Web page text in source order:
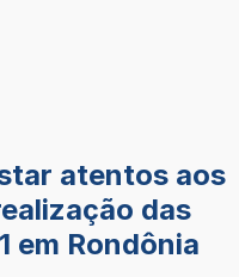
atentos aos
das
em Rondônia